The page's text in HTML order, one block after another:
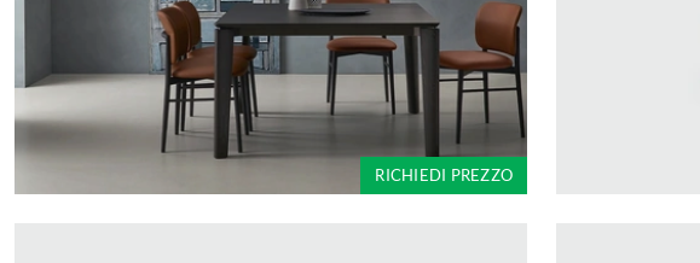
RICHIEDI PREZZO